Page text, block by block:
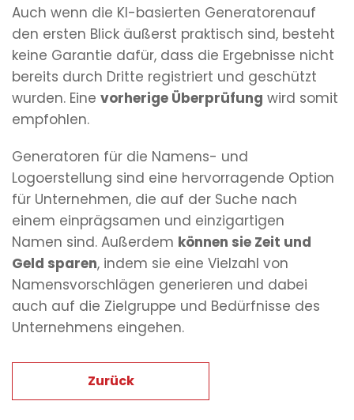
Auch wenn die KI-basierten Generatorenauf
den ersten Blick äußerst praktisch sind, besteht
keine Garantie dafür, dass die Ergebnisse nicht
bereits durch Dritte registriert und geschützt
wurden. Eine vorherige Überprüfung wird somit
empfohlen.
Generatoren für die Namens- und
Logoerstellung sind eine hervorragende Option
für Unternehmen, die auf der Suche nach
einem einprägsamen und einzigartigen
Namen sind. Außerdem können sie Zeit und
Geld sparen, indem sie eine Vielzahl von
Namensvorschlägen generieren und dabei
auch auf die Zielgruppe und Bedürfnisse des
Unternehmens eingehen.
Zurück